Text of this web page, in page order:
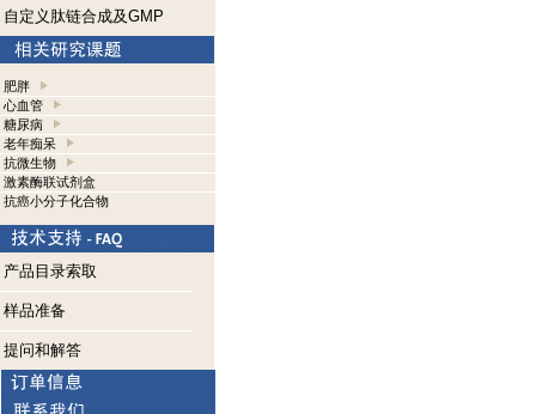
自定义肽链合成及GMP
肥胖
心血管
糖尿病
老年痴呆
抗微生物
激素酶联试剂盒
抗癌小分子化合物
产品目录索取
样品准备
提问和解答